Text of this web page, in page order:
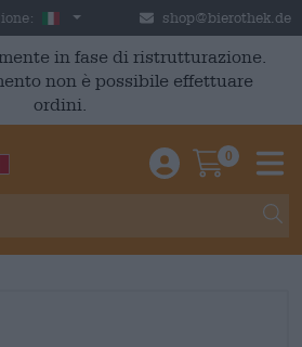
Italia shop@bierothek.de
in fase di ristrutturazione.
non è possibile effettuare
ordini.
Einloggen /
0